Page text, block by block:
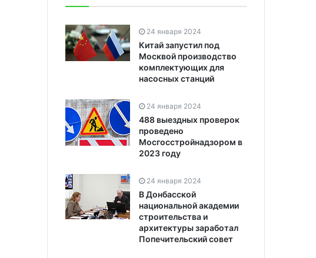
24 января 2024
Китай запустил под
Москвой производство
комплектующих для
насосных станций
24 января 2024
488 выездных проверок
проведено
Мосгосстройнадзором в
2023 году
24 января 2024
В Донбасской
национальной академии
строительства и
архитектуры заработал
Попечительский совет